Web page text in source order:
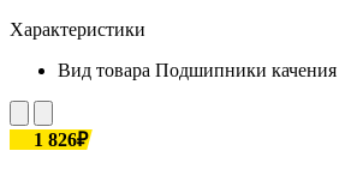
Характеристики
Вид товара Подшипники качения
1 826₽